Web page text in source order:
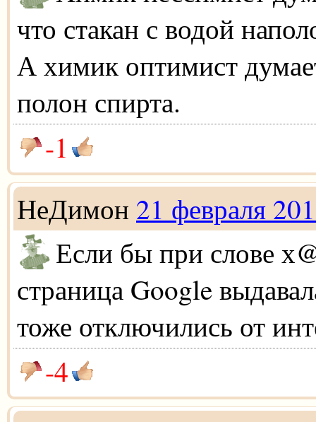
что стакан с водой
А химик оптимист
полон спирта.
-1
НеДимон 21 февраля
Если бы при слове
страница Google
тоже отключились от
-4